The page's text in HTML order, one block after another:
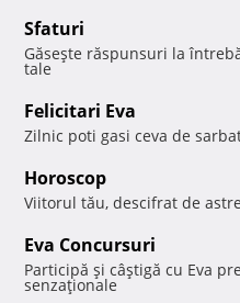
Sfaturi
Găseşte răspunsuri la
tale
Felicitari Eva
Zilnic poti gasi ceva de
Horoscop
Viitorul tău, descifrat de astre
Eva Concursuri
Participă şi câştigă cu Eva
senzaţionale